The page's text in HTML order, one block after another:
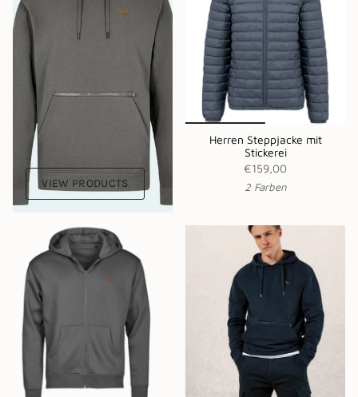
VIEW PRODUCTS
Herren Steppjacke mit
Stickerei
€159,00
2 Farben